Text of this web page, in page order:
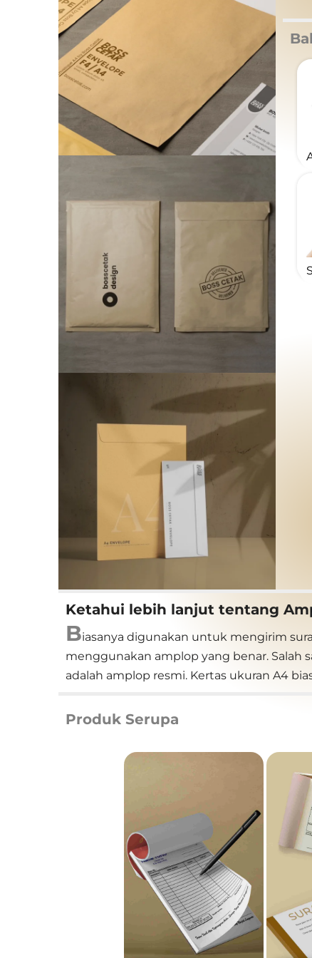
Ketahui lebih lanjut tentang
Biasanya digunakan untuk mengirim
menggunakan amplop yang benar.
adalah amplop resmi. Kertas ukuran A4
Produk Serupa